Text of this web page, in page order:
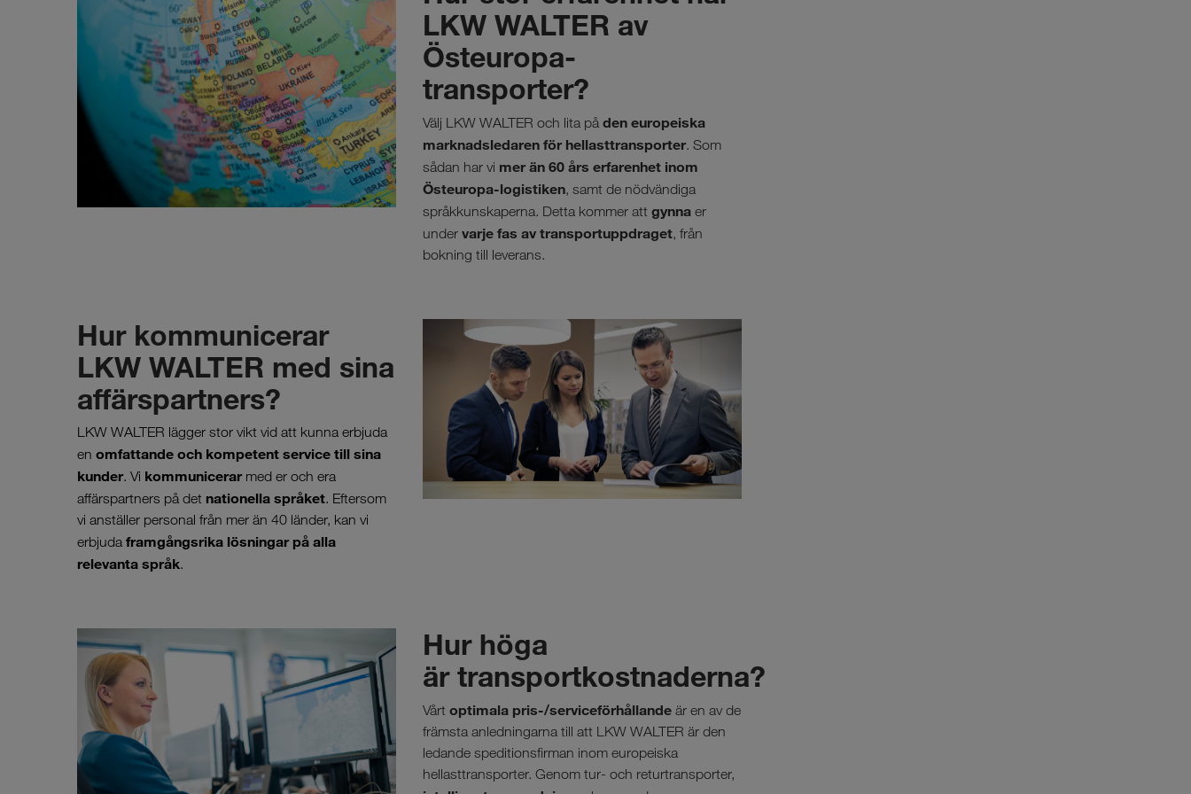
LKW WALTER av
Östeuropa-
transporter?
Välj LKW WALTER och lita på den europeiska
marknadsledaren för hellasttransporter. Som
sådan har vi mer än 60 års erfarenhet inom
Östeuropa-logistiken, samt de nödvändiga
språkkunskaperna. Detta kommer att gynna er
under varje fas av transportuppdraget, från
bokning till leverans.
Hur kommunicerar
LKW WALTER med sina
affärspartners?
LKW WALTER lägger stor vikt vid att kunna erbjuda
en omfattande och kompetent service till sina
kunder. Vi kommunicerarmed er och era
affärspartners på det nationella språket. Eftersom
vi anställer personal från mer än 40 länder, kan vi
erbjuda framgångsrika lösningar på alla
relevanta språk.
Hur höga
är transportkostnaderna?
Vårt optimala pris-/serviceförhållande är en av de
främsta anledningarna till att LKW WALTER är den
ledande speditionsfirman inom europeiska
hellasttransporter. Genom tur- och returtransporter,